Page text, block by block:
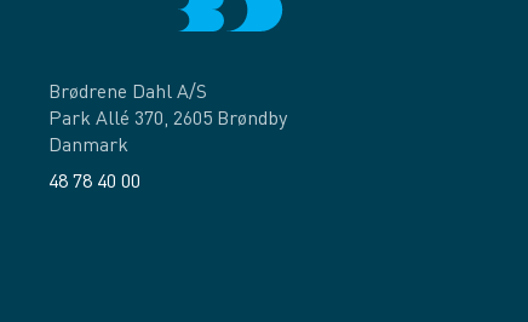
Brødrene Dahl A/S
Park Allé 370, 2605 Brøndby
Danmark
48 78 40 00